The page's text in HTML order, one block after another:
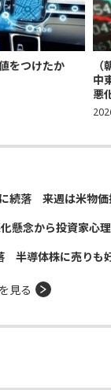
をつけたか
中
悪
続落 来週は米物価
懸念から投資家心
半導体株に売りも
見る